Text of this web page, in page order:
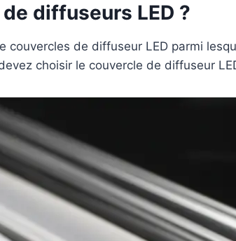
diffuseurs LED ?
couvercles de diffuseur LED parmi
choisir le couvercle de diffuseur